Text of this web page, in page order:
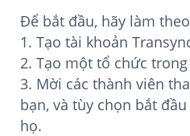
Để bắt đầu, hãy làm
1. Tạo tài khoản
2. Tạo một tổ chức
3. Mời các thành viên
bạn, và tùy chọn bắt
họ.